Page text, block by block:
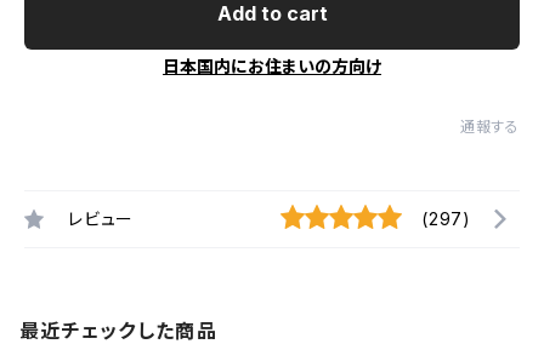
Add to cart
日本国内にお住まいの方向け
通報する
レビュー (297)
最近チェックした商品